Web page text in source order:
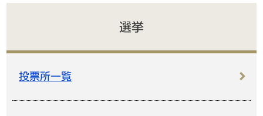
選挙
投票所一覧